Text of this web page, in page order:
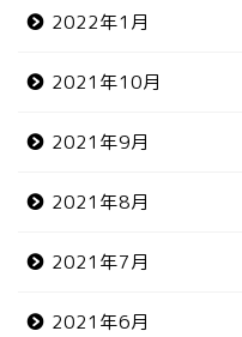
2022年1月
2021年10月
2021年9月
2021年8月
2021年7月
2021年6月